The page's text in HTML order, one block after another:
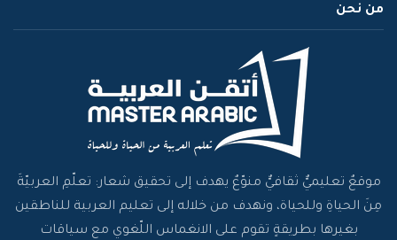
من نحن
موقعٌ تعليميٌّ ثقافيٌّ منوّعٌ يهدف إلى تحقيق شعار: تعلّمِ العربيّةَ
مِنَ الحياةِ وللحياة، ونهدف من خلاله إلى تعليم العربية للناطقين
بغيرها بطريقةٍ تقوم على الانغماس اللّغوي مع سياقات